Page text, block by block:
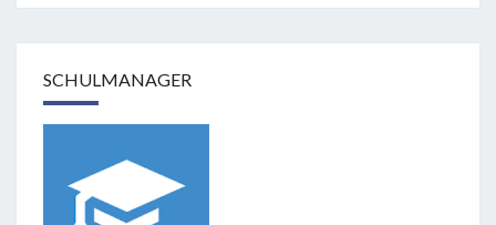
SCHULMANAGER